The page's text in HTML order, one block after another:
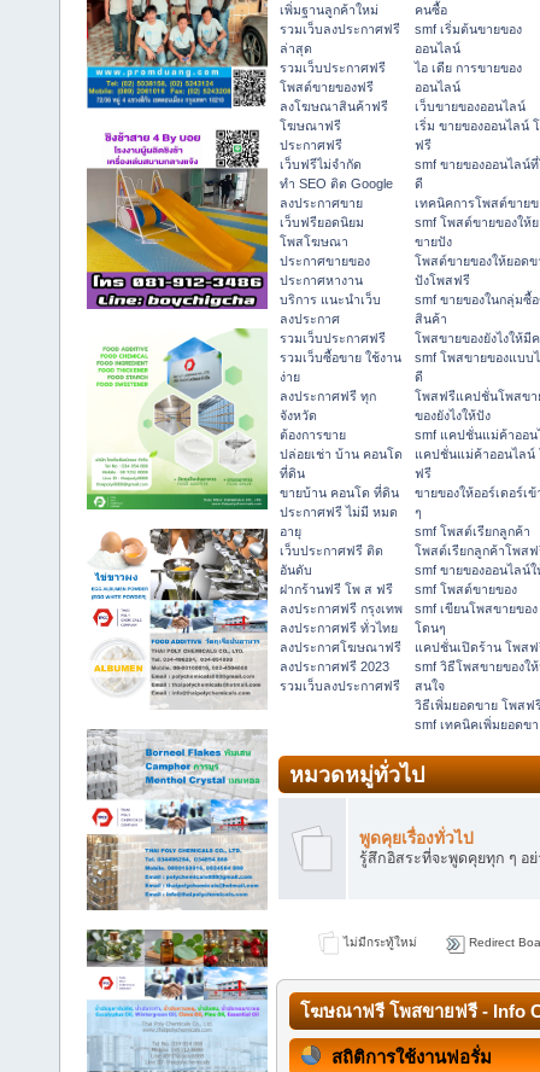
เพิ่มฐานลูกค้าใหม่
รวมเว็บลงประกาศฟรี
ล่าสุด
รวมเว็บประกาศฟรี
โพสต์ขายของฟรี
ลงโฆษณาสินค้าฟรี
โฆษณาฟรี
ประกาศฟรี
เว็บฟรีไม่จำกัด
ทำ SEO ติด Google
ลงประกาศขาย
เว็บฟรียอดนิยม
โพสโฆษณา
ประกาศขายของ
ประกาศหางาน
บริการ แนะนำเว็บ
ลงประกาศ
รวมเว็บประกาศฟรี
รวมเว็บซื้อขาย ใช้งาน
ง่าย
ลงประกาศฟรี ทุก
จังหวัด
ต้องการขาย
ปล่อยเช่า บ้าน คอนโด
ที่ดิน
ขายบ้าน คอนโด ที่ดิน
ประกาศฟรี ไม่มี หมด
อายุ
เว็บประกาศฟรี ติด
อันดับ
ฝากร้านฟรี โพ ส ฟรี
ลงประกาศฟรี กรุงเทพ
ลงประกาศฟรี ทั่วไทย
ลงประกาศโฆษณาฟรี
ลงประกาศฟรี 2023
รวมเว็บลงประกาศฟรี
คนซื้อ
smf เริ่มต้นขายของ
ออนไลน์
ไอ เดีย การขายของ
ออนไลน์
เว็บขายของออนไลน์
เริ่ม ขายของออนไลน์
ฟรี
smf ขายของออนไลน์
ดี
เทคนิคการโพสต์ขายข
smf โพสต์ขายของให้
ขายปัง
โพสต์ขายของให้ยอดข
ปังโพสฟรี
smf ขายของในกลุ่มซื้
สินค้า
โพสขายของยังไงให้มี
smf โพสขายของแบบ
ดี
โพสฟรีแคปชั่นโพสขา
ของยังไงให้ปัง
smf แคปชั่นแม่ค้าออน
แคปชั่นแม่ค้าออนไลน์
ฟรี
ขายของให้ออร์เดอร์เข้
ๆ
smf โพสต์เรียกลูกค้า
โพสต์เรียกลูกค้าโพส
smf ขายของออนไลน์ใ
smf โพสต์ขายของ
smf เขียนโพสขายของ
โดนๆ
แคปชั่นเปิดร้าน โพส
smf วิธีโพสขายของใ
สนใจ
วิธีเพิ่มยอดขาย โพสฟ
smf เทคนิคเพิ่มยอดข
หมวดหมู่ทั่วไป
พูดคุยเรื่องทั่วไป
รู้สึกอิสระที่จะพูดคุยทุก ๆ อ
ไม่มีกระทู้ใหม่ Redirect
โฆษณาฟรี โพสขายฟรี - Info
สถิติการใช้งานฟอรั่ม